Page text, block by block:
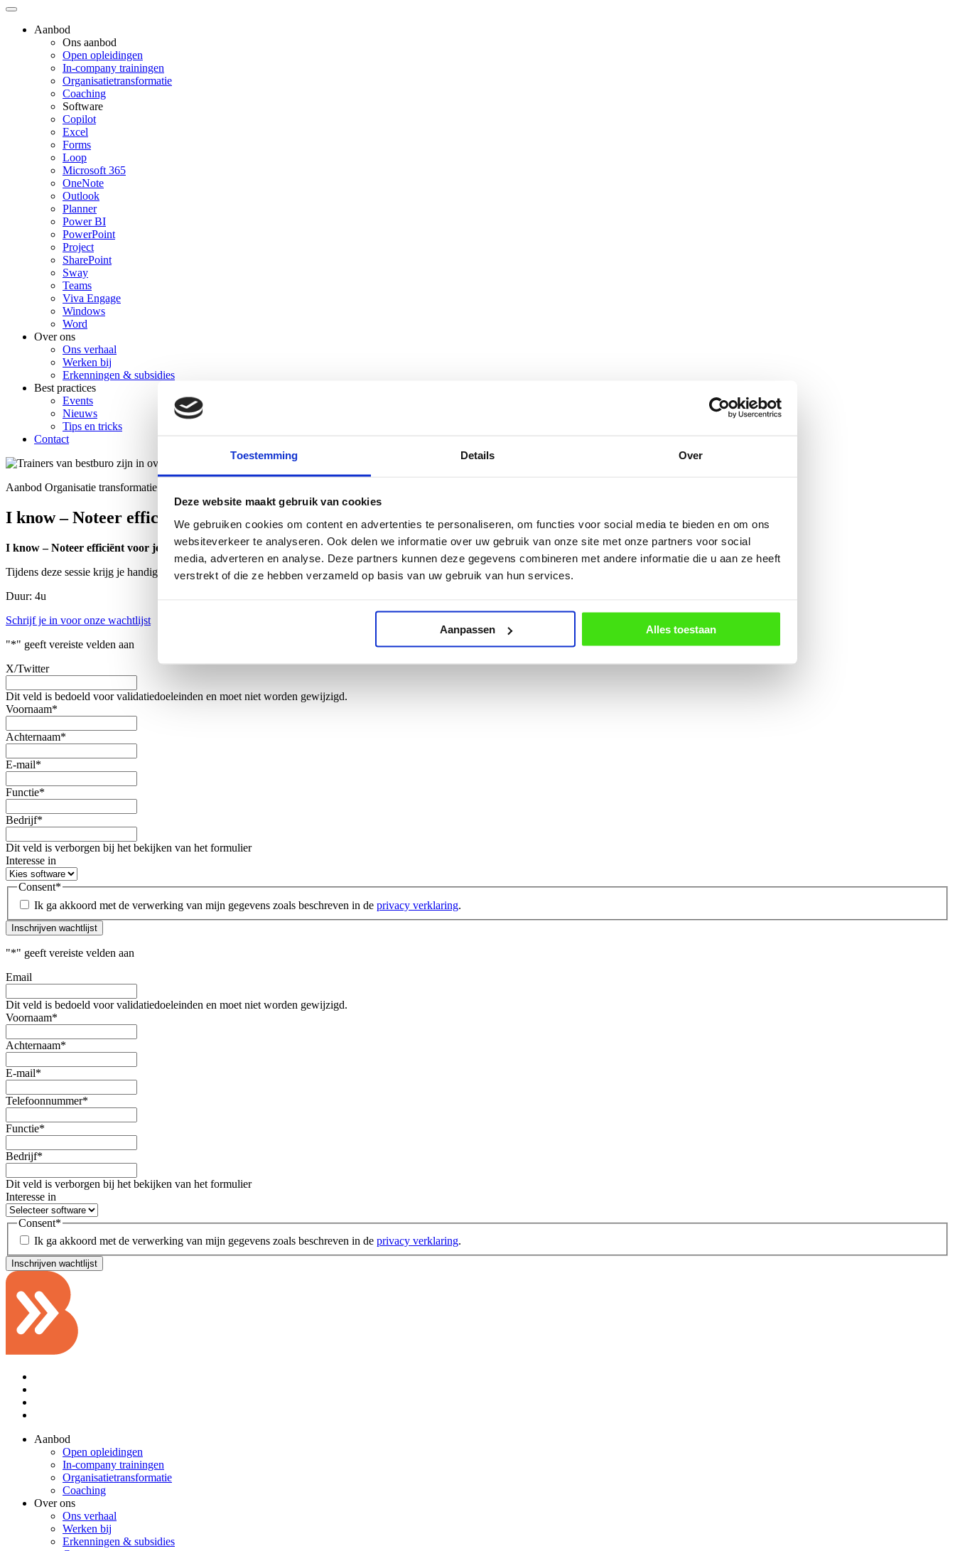
Toestemming Details Over
Deze website maakt gebruik van cookies
We gebruiken cookies om content en advertenties te personaliseren, om functies voor social media te bieden en om ons
websiteverkeer te analyseren. Ook delen we informatie over uw gebruik van onze site met onze partners voor social
media, adverteren en analyse. Deze partners kunnen deze gegevens combineren met andere informatie die u aan ze heeft
verstrekt of die ze hebben verzameld op basis van uw gebruik van hun services.
Aanpassen Alles toestaan
Aanbod
Ons aanbod
Open opleidingen
In-company trainingen
Organisatietransformatie
Coaching
Software
Copilot
Excel
Forms
Loop
Microsoft 365
OneNote
Outlook
Planner
Power BI
PowerPoint
Project
SharePoint
Sway
Teams
Viva Engage
Windows
Word
Over ons
Ons verhaal
Werken bij
Erkenningen & subsidies
Best practices
Events
Nieuws
Tips en tricks
Contact
Aanbod Organisatie transformatie
I know – Noteer efficiënt voor jezelf met OneNote
I know – Noteer efficiënt voor jezelf met OneNote
Tijdens deze sessie krijg je handige tools om digitaal voor jezelf te noteren. Zoals tijdens een presentatie, opleiding, of voor de voorbereidingen van je eigen vergaderingen.
Duur: 4u
Schrijf je in voor onze wachtlijst
"*" geeft vereiste velden aan
X/Twitter
Dit veld is bedoeld voor validatiedoeleinden en moet niet worden gewijzigd.
Voornaam*
Achternaam*
E-mail*
Functie*
Bedrijf*
Dit veld is verborgen bij het bekijken van het formulier
Interesse in
Consent*
Ik ga akkoord met de verwerking van mijn gegevens zoals beschreven in de privacy verklaring.
Inschrijven wachtlijst
"*" geeft vereiste velden aan
Email
Dit veld is bedoeld voor validatiedoeleinden en moet niet worden gewijzigd.
Voornaam*
Achternaam*
E-mail*
Telefoonnummer*
Functie*
Bedrijf*
Dit veld is verborgen bij het bekijken van het formulier
Interesse in
Consent*
Ik ga akkoord met de verwerking van mijn gegevens zoals beschreven in de privacy verklaring.
Inschrijven wachtlijst
Aanbod
Open opleidingen
In-company trainingen
Organisatietransformatie
Coaching
Over ons
Ons verhaal
Werken bij
Erkenningen & subsidies